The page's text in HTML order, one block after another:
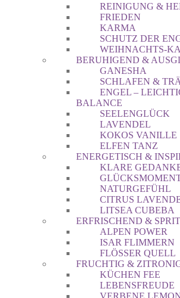
REINIGUNG &
FRIEDEN
KARMA
SCHUTZ DER
WEIHNACHTS-
BERUHIGEND &
GANESHA
SCHLAFEN &
ENGEL –
BALANCE
SEELENGLÜCK
LAVENDEL
KOKOS VANILLE
ELFEN TANZ
ENERGETISCH &
KLARE
NATURGEFÜHL
CITRUS
LITSEA CUBEBA
ERFRISCHEND &
ALPEN POWER
ISAR FLIMMERN
FLÖSSER QUELL
FRUCHTIG &
KÜCHEN FEE
LEBENSFREUDE
VERBENE